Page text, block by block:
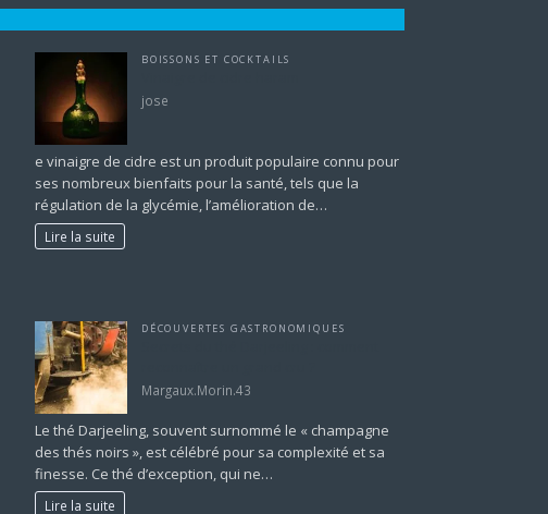
BOISSONS ET COCKTAILS
jose
e vinaigre de cidre est un produit populaire connu pour
ses nombreux bienfaits pour la santé, tels que la
régulation de la glycémie, l’amélioration de…
Lire la suite
DÉCOUVERTES GASTRONOMIQUES
Margaux.Morin.43
Le thé Darjeeling, souvent surnommé le « champagne
des thés noirs », est célébré pour sa complexité et sa
finesse. Ce thé d’exception, qui ne…
Lire la suite